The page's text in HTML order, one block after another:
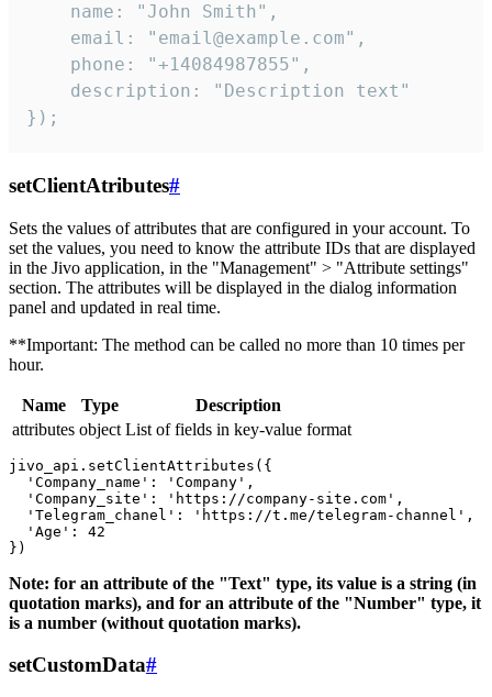
    name: "John Smith",
    email: "email@example.com",
    phone: "+14084987855",
    description: "Description text"
});
setClientAtributes#
Sets the values ​​of attributes that are configured in your account. To
set the values, you need to know the attribute IDs that are displayed
in the Jivo application, in the "Management" > "Attribute settings"
section. The attributes will be displayed in the dialog information
panel and updated in real time.
**Important: The method can be called no more than 10 times per
hour.
Name Type
Description
attributes object List of fields in key-value format
jivo_api.setClientAttributes({
  'Company_name': 'Company',
  'Company_site': 'https://company-site.com',
  'Telegram_chanel': 'https://t.me/telegram-channel',
  'Age': 42
Note: for an attribute of the "Text" type, its value is a string (in
quotation marks), and for an attribute of the "Number" type, it
is a number (without quotation marks).
setCustomData#